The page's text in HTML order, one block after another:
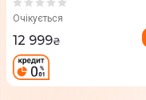
Очікується
12 999₴